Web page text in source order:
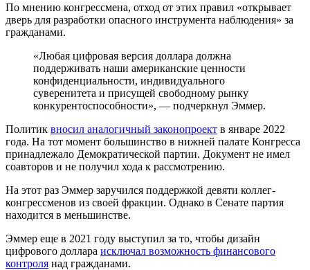
По мнению конгрессмена, отход от этих правил «открывает
дверь для разработки опасного инструмента наблюдения» за
гражданами.
«Любая цифровая версия доллара должна
поддерживать наши американские ценности
конфиденциальности, индивидуального
суверенитета и присущей свободному рынку
конкурентоспособности», — подчеркнул Эммер.
Политик вносил аналогичный законопроект в январе 2022
года. На тот момент большинство в нижней палате Конгресса
принадлежало Демократической партии. Документ не имел
соавторов и не получил хода к рассмотрению.
На этот раз Эммер заручился поддержкой девяти коллег-
конгрессменов из своей фракции. Однако в Сенате партия
находится в меньшинстве.
Эммер еще в 2021 году выступил за то, чтобы дизайн
цифрового доллара исключал возможность финансового
контроля над гражданами.